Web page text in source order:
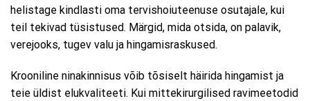
helistage kindlasti oma tervishoiuteenuse osutajale, kui
teil tekivad tüsistused. Märgid, mida otsida, on palavik,
verejooks, tugev valu ja hingamisraskused.
Krooniline ninakinnisus võib tõsiselt häirida hingamist ja
teie üldist elukvaliteeti. Kui mittekirurgilised ravimeetodid